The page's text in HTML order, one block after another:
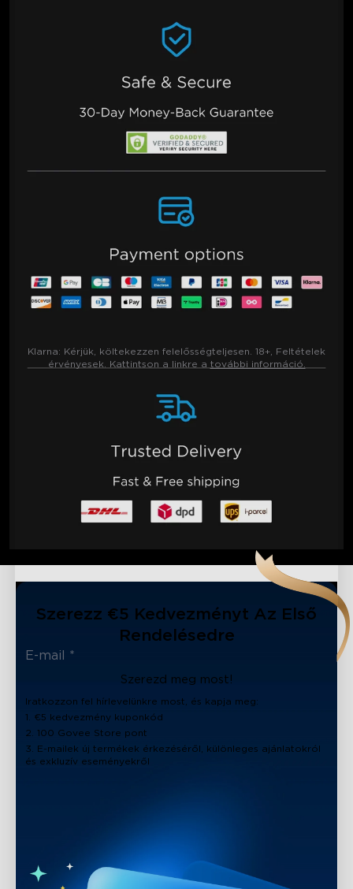
Klarna: Kérjük, költekezzen felelősségteljesen. 18+, Feltételek
érvényesek. Kattintson a linkre a további információ.
Szerezz €5 Kedvezményt Az Első
Rendelésedre
Szerezd meg most!
Iratkozzon fel hírlevelünkre most, és kapja meg:
1. €5 kedvezmény kuponkód
2. 100 Govee Store pont
3. E-mailek új termékek érkezéséről, különleges ajánlatokról
és exkluzív eseményekről